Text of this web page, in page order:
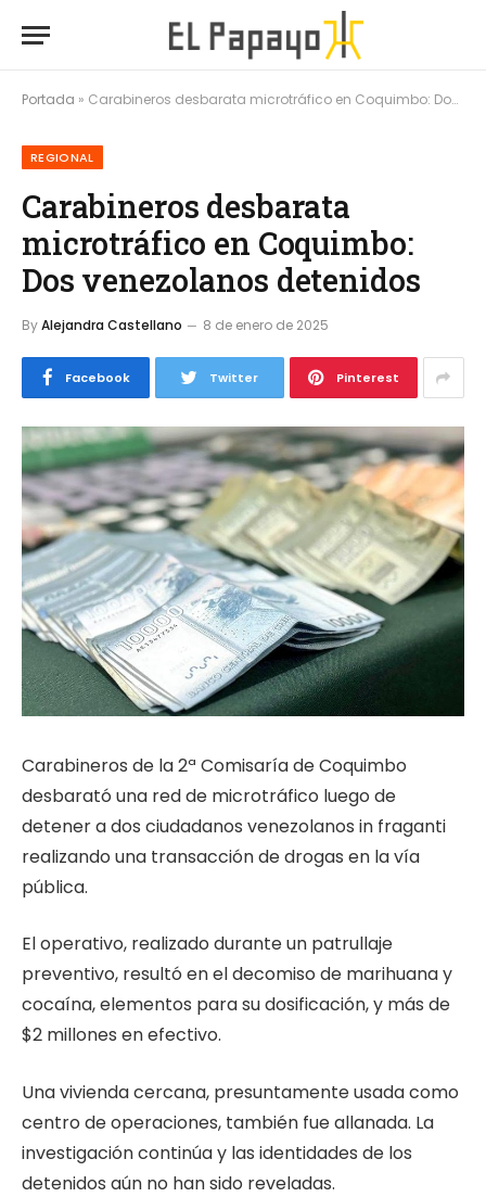
Portada » Carabineros desbarata microtráfico en Coquimbo: Dos venezolanos detenidos
REGIONAL
Carabineros desbarata
microtráfico en Coquimbo:
Dos venezolanos detenidos
ByAlejandra Castellano 8 de enero de 2025
Facebook Twitter Pinterest
Carabineros de la 2ª Comisaría de Coquimbo
desbarató una red de microtráfico luego de
detener a dos ciudadanos venezolanos in fraganti
realizando una transacción de drogas en la vía
pública.
El operativo, realizado durante un patrullaje
preventivo, resultó en el decomiso de marihuana y
cocaína, elementos para su dosificación, y más de
$2 millones en efectivo.
Una vivienda cercana, presuntamente usada como
centro de operaciones, también fue allanada. La
investigación continúa y las identidades de los
detenidos aún no han sido reveladas.